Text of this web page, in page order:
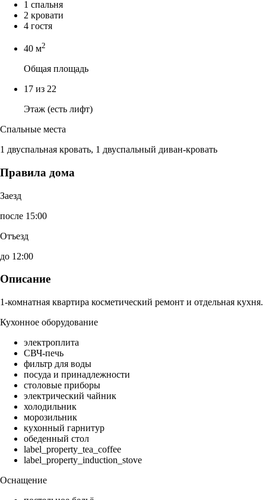
1 спальня
2 кровати
4 гостя
40 м2
Общая площадь
17 из 22
Этаж (есть лифт)
Спальные места
1 двуспальная кровать, 1 двуспальный диван-кровать
Правила дома
Заезд
после 15:00
Отъезд
до 12:00
Описание
1-комнатная квартира косметический ремонт и отдельная кухня.
Кухонное оборудование
электроплита
СВЧ-печь
фильтр для воды
посуда и принадлежности
столовые приборы
электрический чайник
холодильник
морозильник
кухонный гарнитур
обеденный стол
label_property_tea_coffee
label_property_induction_stove
Оснащение